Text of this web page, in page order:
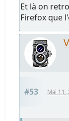
Et là on
Firefox que
#53 Mai 11,